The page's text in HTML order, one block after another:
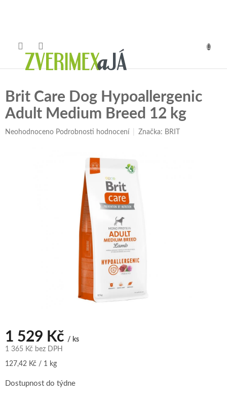
Brit Care Dog Hypoallergenic
Adult Medium Breed 12 kg
Průměrné
Neohodnoceno Podrobnosti hodnocení Značka: BRIT
1 529 Kč / ks
1 365 Kč bez DPH
Měrná
127,42 Kč / 1 kg
Dostupnost do týdne